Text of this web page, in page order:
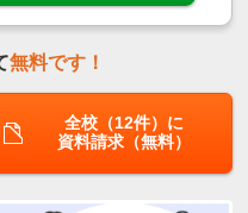
無料です！
全校（12件）に
資料請求（無料）